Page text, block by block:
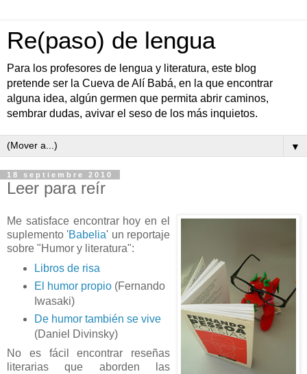
Re(paso) de lengua
Para los profesores de lengua y literatura, este blog
pretende ser la Cueva de Alí Babá, en la que encontrar
alguna idea, algún germen que permita abrir caminos,
sembrar dudas, avivar el seso de los más inquietos.
▼
18 septiembre 2010
Leer para reír
Me satisface encontrar hoy en el
suplemento 'Babelia' un reportaje
sobre "Humor y literatura":
Libros de risa
El humor propio(Fernando
Iwasaki)
De humor también se vive
(Daniel Divinsky)
No es fácil encontrar reseñas
literarias que aborden las